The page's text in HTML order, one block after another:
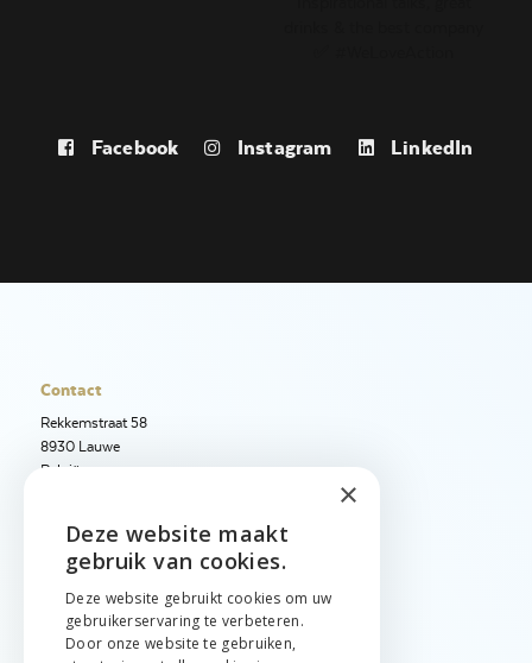
Facebook Instagram LinkedIn
Contact
Rekkemstraat 58
8930 Lauwe
België
+32 56 50 12 95
info@jetimport.be
Taal
ENGLISH
FRANÇAIS
×
Deze website maakt
gebruik van cookies.
Deze website gebruikt cookies om uw
gebruikerservaring te verbeteren.
Door onze website te gebruiken,